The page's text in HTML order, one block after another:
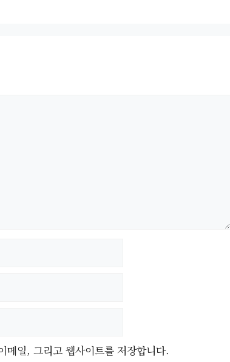
메일, 그리고 웹사이트를 저장합니다.